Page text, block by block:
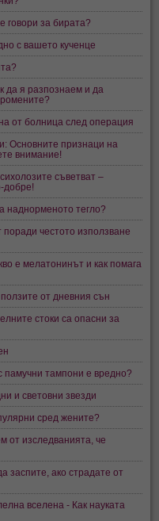
говори за бирата?
с вашето кученце
да я разпознаем и да
от болница след операция
Основните признаци на
внимание!
съветват –
добре!
наднорменото тегло?
поради честото използване
е мелатонинът и как помага
от дневния сън
стоки са опасни за
памучни тампони е вредно?
и световни звезди
сред жените?
от изследванията, че
заспите, ако страдате от
вселена - Как науката